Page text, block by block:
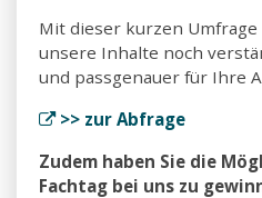
Mit dieser kurzen Umfrage
unsere Inhalte noch
und passgenauer für Ihre
>> zur Abfrage
Zudem haben Sie die
Fachtag bei uns zu
Bitte senden Sie nach Ihrer
Homepage die
Diese finden Sie hier.>>